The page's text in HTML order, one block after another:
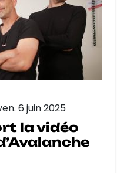
6 juin 2025
la vidéo